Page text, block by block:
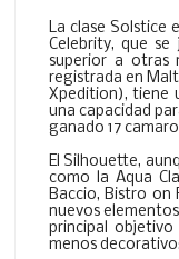
La clase Solstice
Celebrity, que
superior a otras
registrada en
Xpedition), tiene
una capacidad
ganado 17
El Silhouette,
como la Aqua
Baccio, Bistro on
nuevos
principal
menos decorativo: